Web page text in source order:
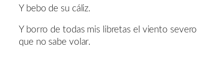
Y bebo de su cáliz.
Y borro de todas mis libretas el viento severo
que no sabe volar.